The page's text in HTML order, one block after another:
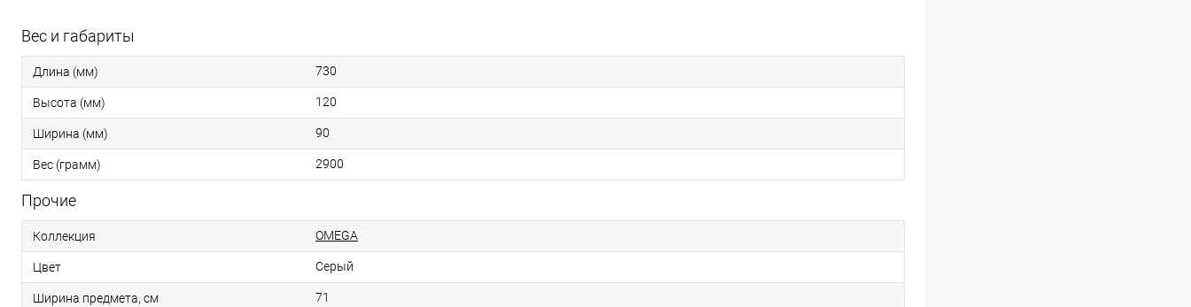
Вес и габариты
Длина (мм) 730
Высота (мм) 120
Ширина (мм) 90
Вес (грамм) 2900
Прочие
Коллекция OMEGA
Цвет Серый
Ширина предмета, см 71